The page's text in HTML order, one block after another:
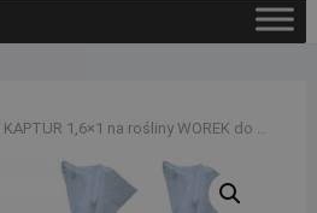
KAPTUR 1,6×1 na rośliny WOREK do okrywania na zimę 100x160cm ZESTAW 5 sztuk